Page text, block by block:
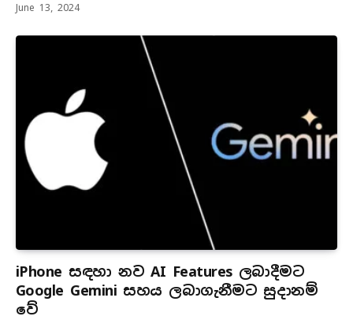
June 13, 2024
iPhone සඳහා නව AI Features ලබාදීමට
Google Gemini සහය ලබාගැනීමට සුදානම්
වේ